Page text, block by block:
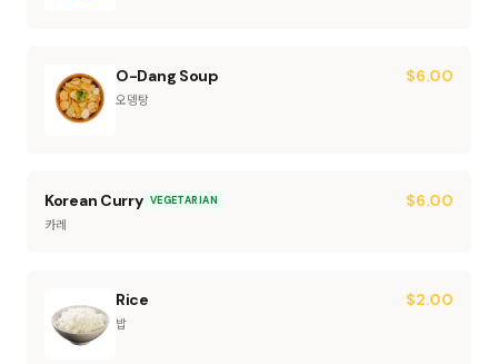
O-Dang Soup
오뎅탕
$6.00
Korean Curry VEGETARIAN
카레
$6.00
Rice
밥
$2.00